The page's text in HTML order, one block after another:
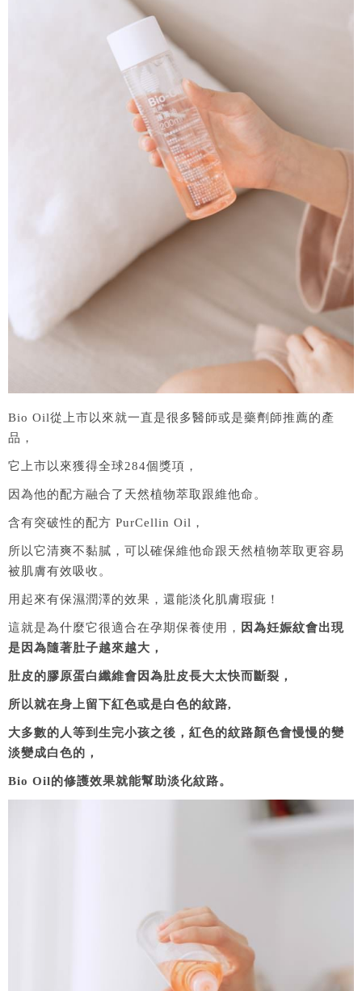
Bio Oil從上市以來就一直是很多醫師或是藥劑師推薦的產
品，
它上市以來獲得全球284個獎項，
因為他的配方融合了天然植物萃取跟維他命。
含有突破性的配方 PurCellin Oil，
所以它清爽不黏膩，可以確保維他命跟天然植物萃取更容易
被肌膚有效吸收。
用起來有保濕潤澤的效果，還能淡化肌膚瑕疵！
這就是為什麼它很適合在孕期保養使用，
因為妊娠紋會出現
是因為隨著肚子越來越大，
肚皮的膠原蛋白纖維會因為肚皮長大太快而斷裂，
所以就在身上留下紅色或是白色的紋路,
大多數的人等到生完小孩之後，紅色的紋路顏色會慢慢的變
淡變成白色的，
Bio Oil的修護效果就能幫助淡化紋路。